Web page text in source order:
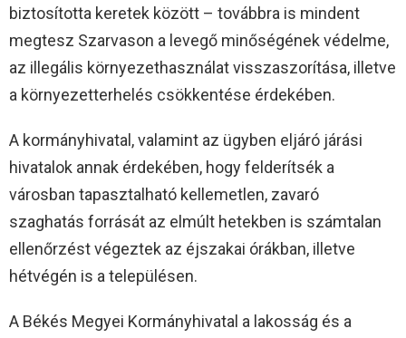
biztosította keretek között – továbbra is mindent
megtesz Szarvason a levegő minőségének védelme,
az illegális környezethasználat visszaszorítása, illetve
a környezetterhelés csökkentése érdekében.
A kormányhivatal, valamint az ügyben eljáró járási
hivatalok annak érdekében, hogy felderítsék a
városban tapasztalható kellemetlen, zavaró
szaghatás forrását az elmúlt hetekben is számtalan
ellenőrzést végeztek az éjszakai órákban, illetve
hétvégén is a településen.
A Békés Megyei Kormányhivatal a lakosság és a